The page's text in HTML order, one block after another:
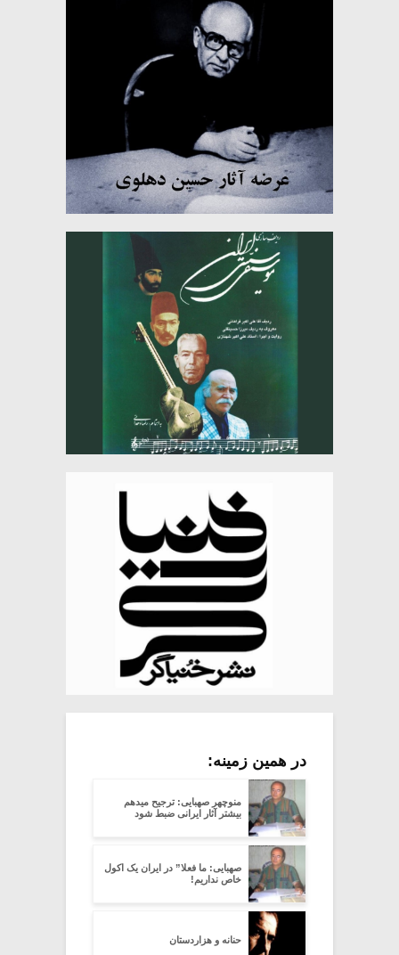
در همین زمینه:
منوچهر صهبایی: ترجیح میدهم
بیشتر آثار ایرانی ضبط شود
صهبایی: ما فعلا” در ایران یک اکول
خاص نداریم!
حنانه و هزاردستان